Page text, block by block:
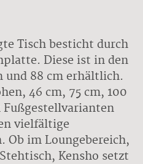
Tisch besticht durch
Diese ist in den
und 88 cm erhältlich.
46 cm, 75 cm, 100
Fußgestellvarianten
vielfältige
Ob im Loungebereich,
Kensho setzt